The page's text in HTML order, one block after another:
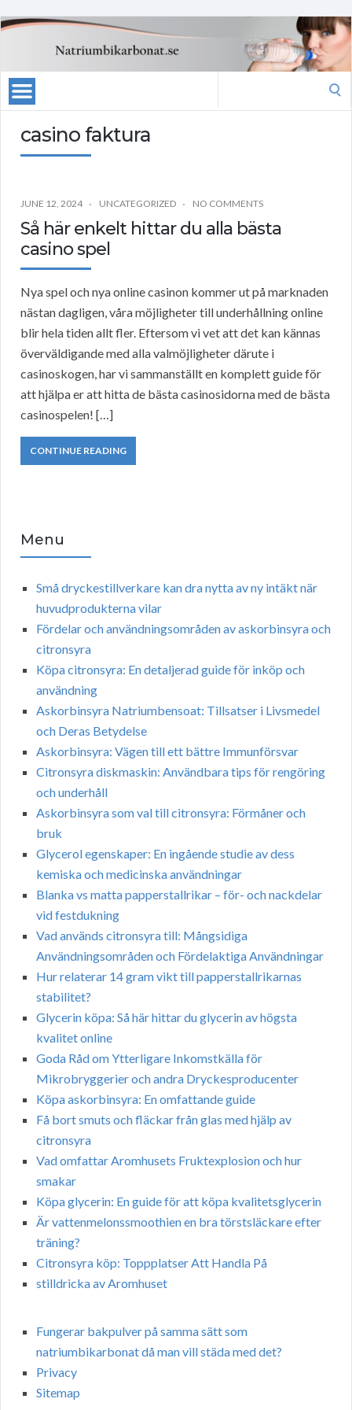
casino faktura
JUNE 12, 2024 UNCATEGORIZED NO COMMENTS
Så här enkelt hittar du alla bästa
casino spel
Nya spel och nya online casinon kommer ut på marknaden
nästan dagligen, våra möjligheter till underhållning online
blir hela tiden allt fler. Eftersom vi vet att det kan kännas
överväldigande med alla valmöjligheter därute i
casinoskogen, har vi sammanställt en komplett guide för
att hjälpa er att hitta de bästa casinosidorna med de bästa
casinospelen! […]
CONTINUE READING
Menu
Små dryckestillverkare kan dra nytta av ny intäkt när
huvudprodukterna vilar
Fördelar och användningsområden av askorbinsyra och
citronsyra
Köpa citronsyra: En detaljerad guide för inköp och
användning
Askorbinsyra Natriumbensoat: Tillsatser i Livsmedel
och Deras Betydelse
Askorbinsyra: Vägen till ett bättre Immunförsvar
Citronsyra diskmaskin: Användbara tips för rengöring
och underhåll
Askorbinsyra som val till citronsyra: Förmåner och
bruk
Glycerol egenskaper: En ingående studie av dess
kemiska och medicinska användningar
Blanka vs matta papperstallrikar – för- och nackdelar
vid festdukning
Vad används citronsyra till: Mångsidiga
Användningsområden och Fördelaktiga Användningar
Hur relaterar 14 gram vikt till papperstallrikarnas
stabilitet?
Glycerin köpa: Så här hittar du glycerin av högsta
kvalitet online
Goda Råd om Ytterligare Inkomstkälla för
Mikrobryggerier och andra Dryckesproducenter
Köpa askorbinsyra: En omfattande guide
Få bort smuts och fläckar från glas med hjälp av
citronsyra
Vad omfattar Aromhusets Fruktexplosion och hur
smakar
Köpa glycerin: En guide för att köpa kvalitetsglycerin
Är vattenmelonssmoothien en bra törstsläckare efter
träning?
Citronsyra köp: Toppplatser Att Handla På
stilldricka av Aromhuset
Fungerar bakpulver på samma sätt som
natriumbikarbonat då man vill städa med det?
Privacy
Sitemap